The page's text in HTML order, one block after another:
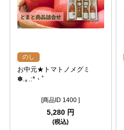
のし
お中元★トマトノメグミ
✽.｡.:*・ﾟ
[商品ID 1400 ]
5,280 円
(税込)